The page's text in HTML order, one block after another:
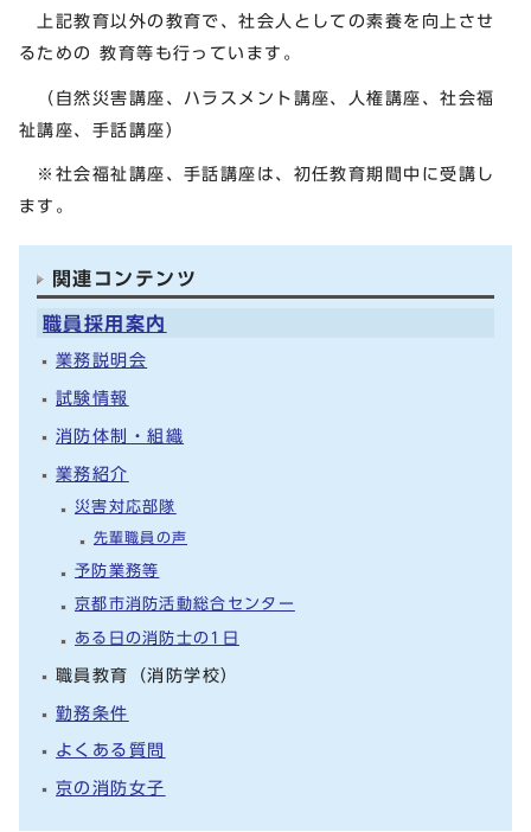
上記教育以外の教育で、社会人としての素養を向上させ
るための 教育等も行っています。
（自然災害講座、ハラスメント講座、人権講座、社会福
祉講座、手話講座）
※社会福祉講座、手話講座は、初任教育期間中に受講し
ます。
関連コンテンツ
職員採用案内
業務説明会
試験情報
消防体制・組織
業務紹介
災害対応部隊
先輩職員の声
予防業務等
京都市消防活動総合センター
ある日の消防士の1日
職員教育（消防学校）
勤務条件
よくある質問
京の消防女子